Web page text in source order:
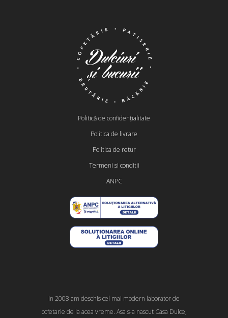
Politică de confidențialitate
Politica de livrare
Politica de retur
Termeni si conditii
ANPC
In 2008 am deschis cel mai modern laborator de
cofetarie de la acea vreme. Asa s-a nascut Casa Dulce,